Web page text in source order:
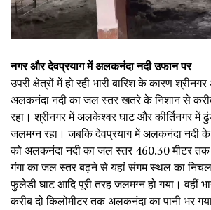
नगर और देवप्रयाग में अलकनंदा नदी उफान पर
उपरी क्षेत्रों में हो रही भारी बारिश के कारण
अलकनंदा नदी का जल स्तर खतरे के निशान से
रहा। श्रीनगर में अलकेश्वर घाट और कीर्तिनगर में
जलमग्न रहा। जबकि देवप्रयाग में अलकनंदा नदी के
को अलकनंदा नदी का जल स्तर 460.30 मीटर
गंगा का जल स्तर बढ़ने से यहां संगम स्थल का
फुलेडी घाट आदि पूरी तरह जलमग्न हो गया। वहीं
करीब दो किलोमीटर तक अलकनंदा का पानी भर